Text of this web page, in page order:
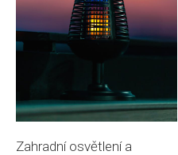
Zahradní osvětlení a